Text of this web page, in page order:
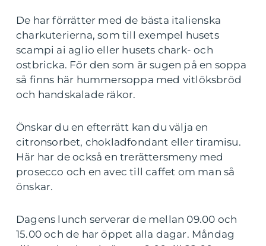
De har förrätter med de bästa italienska
charkuterierna, som till exempel husets
scampi ai aglio eller husets chark- och
ostbricka. För den som är sugen på en soppa
så finns här hummersoppa med vitlöksbröd
och handskalade räkor.
Önskar du en efterrätt kan du välja en
citronsorbet, chokladfondant eller tiramisu.
Här har de också en trerättersmeny med
prosecco och en avec till caffet om man så
önskar.
Dagens lunch serverar de mellan 09.00 och
15.00 och de har öppet alla dagar. Måndag